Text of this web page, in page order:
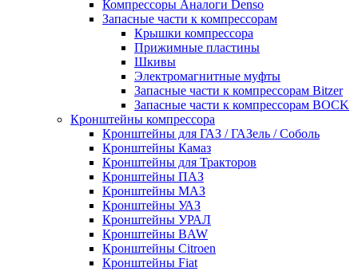
Компрессоры Аналоги Denso
Запасные части к компрессорам
Крышки компрессора
Прижимные пластины
Шкивы
Электромагнитные муфты
Запасные части к компрессорам Bitzer
Запасные части к компрессорам BOCK
Кронштейны компрессора
Кронштейны для ГАЗ / ГАЗель / Соболь
Кронштейны Камаз
Кронштейны для Тракторов
Кронштейны ПАЗ
Кронштейны МАЗ
Кронштейны УАЗ
Кронштейны УРАЛ
Кронштейны BAW
Кронштейны Citroen
Кронштейны Fiat